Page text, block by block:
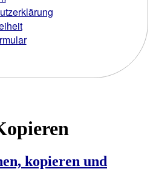
kopieren und